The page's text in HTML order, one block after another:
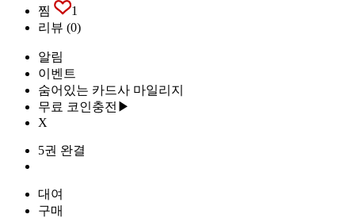
찜
1
리뷰 (0)
알림
이벤트
숨어있는 카드사 마일리지
무료 코인충전▶
X
5권 완결
대여
구매